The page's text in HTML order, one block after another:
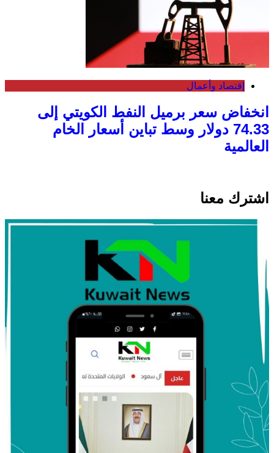
إقتصاد وأعمال
انخفاض سعر برميل النفط الكويتي إلى
74.33 دولار وسط تباين أسعار الخام
العالمية
اشترك معنا